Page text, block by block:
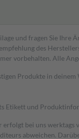
und fragen Sie
des
vorbehalten. Alle
Produkte in
Etikett und
bei uns
abweichen.